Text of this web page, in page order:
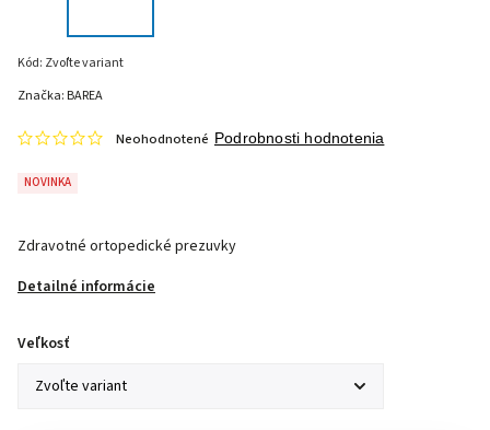
Kód: Zvoľte variant
NOVINKA
Neohodnotené Podrobnosti hodnotenia
Zdravotné ortopedické prezuvky
Detailné informácie
Značka: BAREA
Veľkosť